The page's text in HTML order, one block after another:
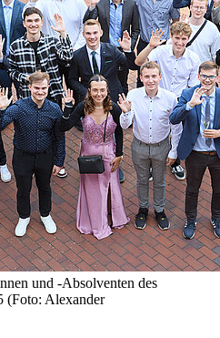
und -Absolventen des
(Foto: Alexander